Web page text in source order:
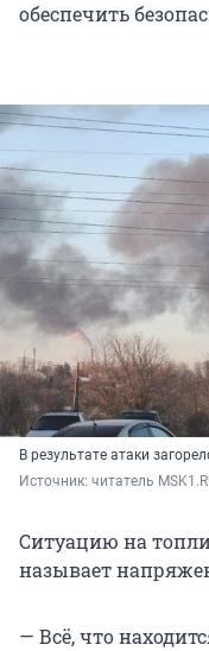
обеспечить
В результате атаки
Источник: читатель
Ситуацию на
называет
— Всё, что